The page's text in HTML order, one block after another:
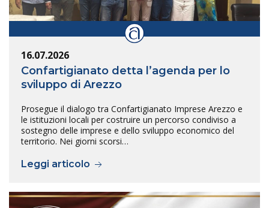
16.07.2026
Confartigianato detta l’agenda per lo
sviluppo di Arezzo
Prosegue il dialogo tra Confartigianato Imprese Arezzo e
le istituzioni locali per costruire un percorso condiviso a
sostegno delle imprese e dello sviluppo economico del
territorio. Nei giorni scorsi…
Leggi articolo